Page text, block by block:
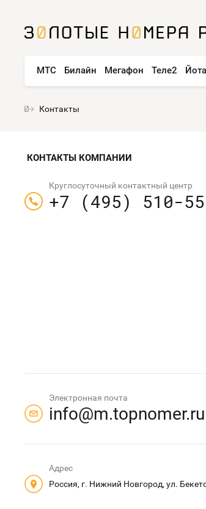
МТС Билайн Мегафон Теле2 Йота
Контакты
КОНТАКТЫ КОМПАНИИ
Круглосуточный контактный центр
+7 (495) 510-
Электронная почта
info@m.topnomer.ru
Адрес
Россия, г. Нижний Новгород, ул.